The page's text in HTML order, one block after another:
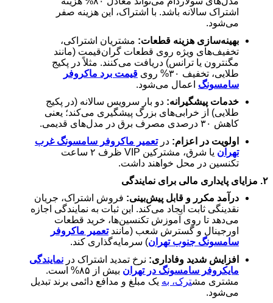
اشتراک سالانه باشد. با اشتراک، این هزینه صفر
می‌شود.
بهینه‌سازی هزینه قطعات: مشتریان اشتراکی،
تخفیف‌های ویژه روی قطعات گران‌قیمت (مانند
مگنترون یا ترانس) دریافت می‌کنند. مثلاً در پکیج
طلایی، تخفیف ۳۰% روی قیمت برد ماکروفر
سامسونگ اعمال می‌شود.
خدمات پیشگیرانه: دو بار سرویس سالانه (در پکیج
طلایی) از خرابی‌های بزرگ پیشگیری می‌کند؛ یعنی
کاهش ۳۰ درصدی مصرف برق در مدل‌های قدیمی.
اولویت در اعزام: درتعمیر ماکروفر سامسونگ غرب
تهران یا شرق، مشترکین VIP ظرف ۲ ساعت
تکنسین در محل خواهند داشت.
۲. مزایای پایداری مالی برای نمایندگی
درآمد مکرر و قابل پیش‌بینی: فروش اشتراک، جریان
نقدینگی ثابت ایجاد می‌کند. این ثبات به نمایندگی اجازه
می‌دهد تا روی آموزش تکنسین‌ها، خرید قطعات
اورجینال و گسترش شعب (مانندتعمیر ماکروفر
سامسونگ جنوب تهران) سرمایه‌گذاری کند.
افزایش شدید وفاداری: نرخ تمدید اشتراک در نمایندگی
مایکروفر سامسونگ در تهران بیش از ۸۵%
است.
مشتری مشترک، به یک مبلغ و مدافع دائمی برند تبدیل
می‌شود.